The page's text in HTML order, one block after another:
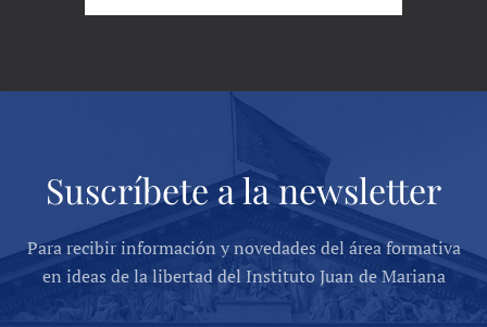
Suscríbete a la newsletter
Para recibir información y novedades del área formativa
en ideas de la libertad del Instituto Juan de Mariana